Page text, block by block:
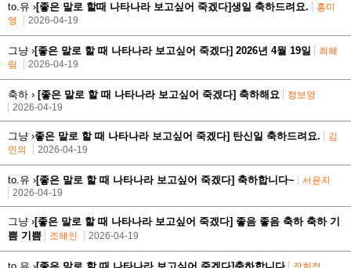
to.유 ›[좋은 말로 할때 나타나라 보고싶어 죽겠다]생일 축하드려요.
홍미
영
2026-04-19
그냥 ›[좋은 말로 할 때 나타나라 보고싶어 죽겠다] 2026년 4월 19일
최혜
림
2026-04-19
축하 › [좋은 말로 할 때 나타나라 보고싶어 죽겠다] 축하해요
정보영
2026-04-19
그냥 ›좋은 말로 할 때 나타나라 보고싶어 죽겠다] 탄신일 축하드려요.
김
민의
2026-04-19
to.유 ›[좋은 말로 할 때 나타나라 보고싶어 죽겠다] 축하합니다~
서윤지
2026-04-19
그냥 ›[좋은 말로 할 때 나타나라 보고싶어 죽겠다] 좋음 좋음 축하 축하 기
쁨 기쁨
조해인 2026-04-19